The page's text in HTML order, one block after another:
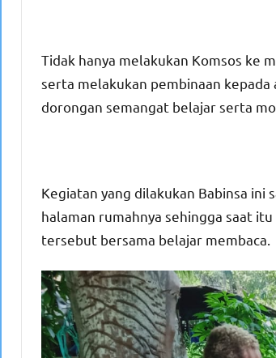
Tidak hanya melakukan Komsos ke
serta melakukan pembinaan
dorongan semangat belajar serta
Kegiatan yang dilakukan Babinsa ini
halaman rumahnya sehingga saat
tersebut bersama belajar membaca.